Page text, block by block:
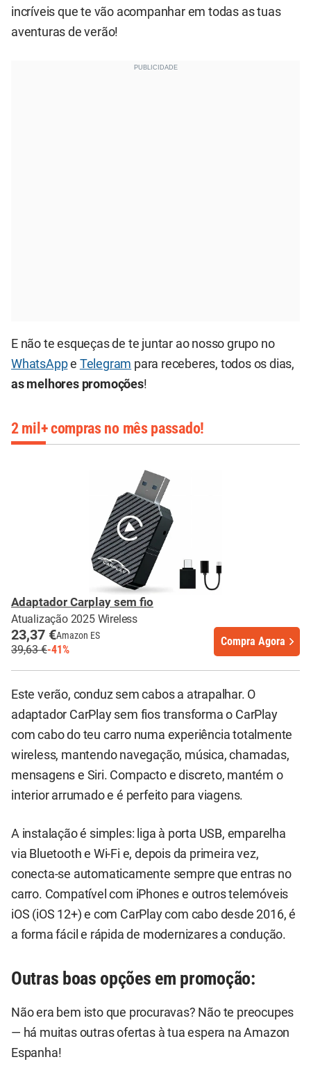
incríveis que te vão acompanhar em todas as tuas
aventuras de verão!
E não te esqueças de te juntar ao nosso grupo no
WhatsAppe Telegram para receberes, todos os dias,
as melhores promoções!
2 mil+ compras no mês passado!
Adaptador Carplay sem fio
Atualização 2025 Wireless
23,37 €Amazon ES
39,63 €-41%
Compra Agora
Este verão, conduz sem cabos a atrapalhar. O
adaptador CarPlay sem fios transforma o CarPlay
com cabo do teu carro numa experiência totalmente
wireless, mantendo navegação, música, chamadas,
mensagens e Siri. Compacto e discreto, mantém o
interior arrumado e é perfeito para viagens.
A instalação é simples: liga à porta USB, emparelha
via Bluetooth e Wi-Fi e, depois da primeira vez,
conecta-se automaticamente sempre que entras no
carro. Compatível com iPhones e outros telemóveis
iOS (iOS 12+) e com CarPlay com cabo desde 2016, é
a forma fácil e rápida de modernizares a condução.
Outras boas opções em promoção:
Não era bem isto que procuravas? Não te preocupes
— há muitas outras ofertas à tua espera na Amazon
Espanha!